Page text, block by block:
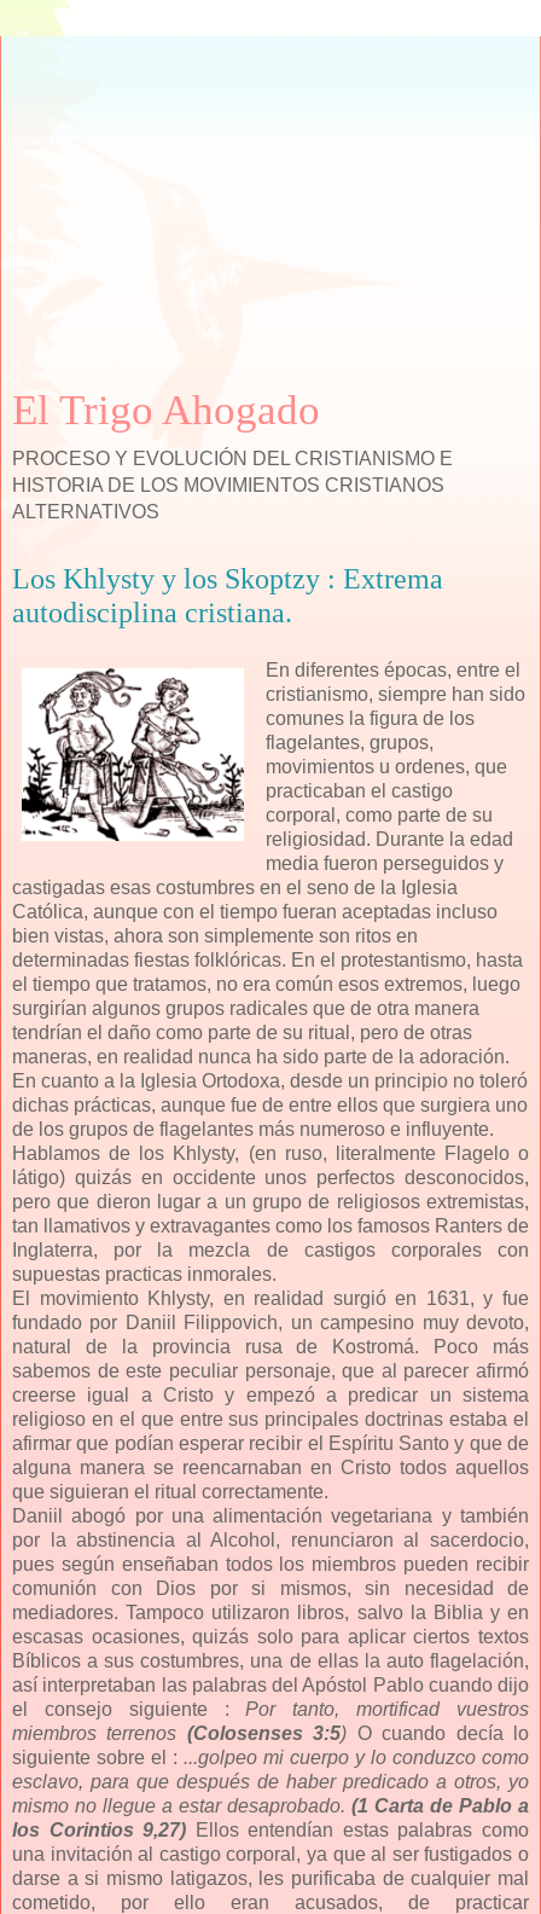
El Trigo Ahogado
PROCESO Y EVOLUCIÓN DEL CRISTIANISMO E
HISTORIA DE LOS MOVIMIENTOS CRISTIANOS
ALTERNATIVOS
Los Khlysty y los Skoptzy : Extrema
autodisciplina cristiana.
En diferentes épocas, entre el
cristianismo, siempre han sido
comunes la figura de los
flagelantes, grupos,
movimientos u ordenes, que
practicaban el castigo
corporal, como parte de su
religiosidad. Durante la edad
media fueron perseguidos y
castigadas esas costumbres en el seno de la Iglesia
Católica, aunque con el tiempo fueran aceptadas incluso
bien vistas, ahora son simplemente son ritos en
determinadas fiestas folklóricas. En el protestantismo, hasta
el tiempo que tratamos, no era común esos extremos, luego
surgirían algunos grupos radicales que de otra manera
tendrían el daño como parte de su ritual, pero de otras
maneras, en realidad nunca ha sido parte de la adoración.
En cuanto a la Iglesia Ortodoxa, desde un principio no toleró
dichas prácticas, aunque fue de entre ellos que surgiera uno
de los grupos de flagelantes más numeroso e influyente.
Hablamos de los Khlysty, (en ruso, literalmente Flagelo o
látigo) quizás en occidente unos perfectos desconocidos,
pero que dieron lugar a un grupo de religiosos extremistas,
tan llamativos y extravagantes como los famosos Ranters de
Inglaterra, por la mezcla de castigos corporales con
supuestas practicas inmorales.
El movimiento Khlysty, en realidad surgió en 1631, y fue
fundado por Daniil Filippovich, un campesino muy devoto,
natural de la provincia rusa de Kostromá. Poco más
sabemos de este peculiar personaje, que al parecer afirmó
creerse igual a Cristo y empezó a predicar un sistema
religioso en el que entre sus principales doctrinas estaba el
afirmar que podían esperar recibir el Espíritu Santo y que de
alguna manera se reencarnaban en Cristo todos aquellos
que siguieran el ritual correctamente.
Daniil abogó por una alimentación vegetariana y también
por la abstinencia al Alcohol, renunciaron al sacerdocio,
pues según enseñaban todos los miembros pueden recibir
comunión con Dios por si mismos, sin necesidad de
mediadores. Tampoco utilizaron libros, salvo la Biblia y en
escasas ocasiones, quizás solo para aplicar ciertos textos
Bíblicos a sus costumbres, una de ellas la auto flagelación,
así interpretaban las palabras del Apóstol Pablo cuando dijo
el consejo siguiente :Por tanto, mortificad vuestros
miembros terrenos (Colosenses 3:5) O cuando decía lo
siguiente sobre el : ...golpeo mi cuerpo y lo conduzco como
esclavo, para que después de haber predicado a otros, yo
mismo no llegue a estar desaprobado. (1 Carta de Pablo a
los Corintios 9,27) Ellos entendían estas palabras como
una invitación al castigo corporal, ya que al ser fustigados o
darse a si mismo latigazos, les purificaba de cualquier mal
cometido, por ello eran acusados, de practicar